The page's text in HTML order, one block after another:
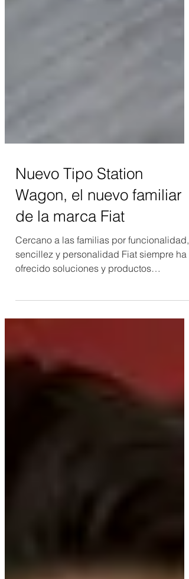
Nuevo Tipo Station
Wagon, el nuevo familiar
de la marca Fiat
sencillez y personalidad Fiat siempre ha
ofrecido soluciones y productos